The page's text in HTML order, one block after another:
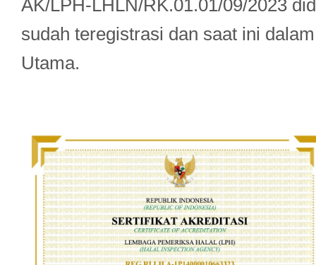
AK/LPH-LHLN/RK.01.01/09/2023
sudah teregistrasi dan saat ini
Utama.